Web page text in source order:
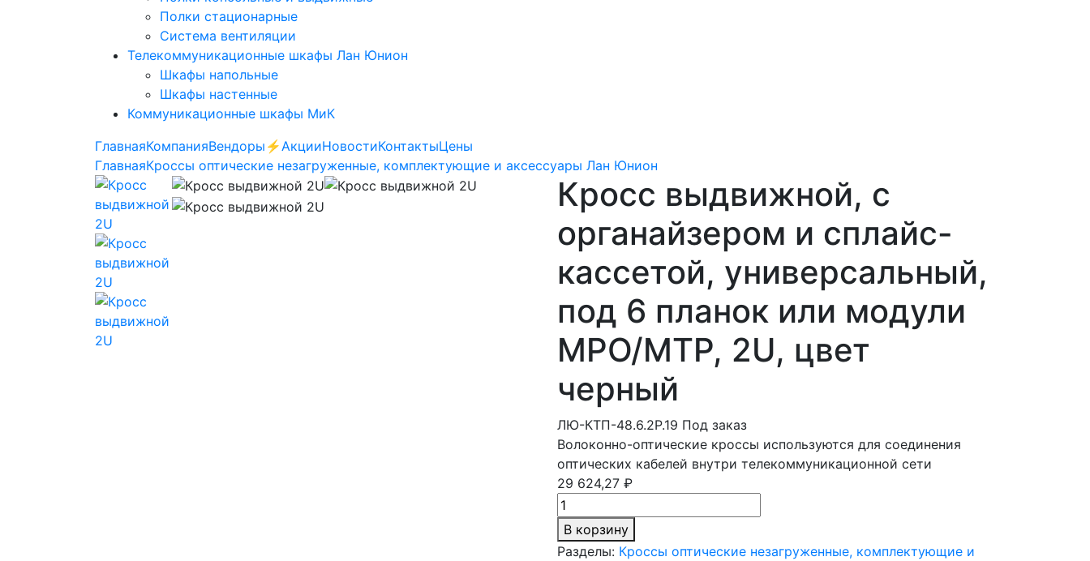
Полки стационарные
Система вентиляции
Телекоммуникационные шкафы Лан Юнион
Шкафы напольные
Шкафы настенные
Коммуникационные шкафы МиК
ГлавнаяКомпанияВендоры ⚡️АкцииНовостиКонтактыЦены
ГлавнаяКроссы оптические незагруженные, комплектующие и аксессуары Лан Юнион
Кросс выдвижной, с
органайзером и сплайс-
кассетой, универсальный,
под 6 планок или модули
MPO/МТР, 2U, цвет
черный
ЛЮ-КТП-48.6.2Р.19 Под заказ
Волоконно-оптические кроссы используются для соединения
оптических кабелей внутри телекоммуникационной сети
29 624,27 ₽
В корзину
Разделы: Кроссы оптические незагруженные, комплектующие и